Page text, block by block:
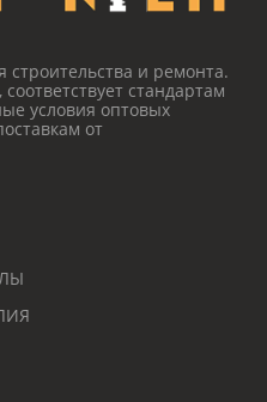
и ремонта.
стандартам
условия оптовых
от